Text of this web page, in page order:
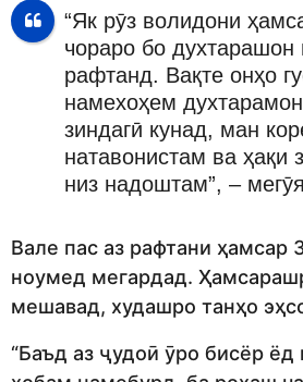
“Як рӯз волидони
чораро бо духтарашон
рафтанд. Вақте онҳо
намехоҳем
зиндагӣ кунад, ман
натавонистам ва ҳақи
низ надоштам”, –
Вале пас аз рафтани ҳамсар
ноумед мегардад.
мешавад, худашро танҳо
“Баъд аз ҷудоӣ ӯро бисёр